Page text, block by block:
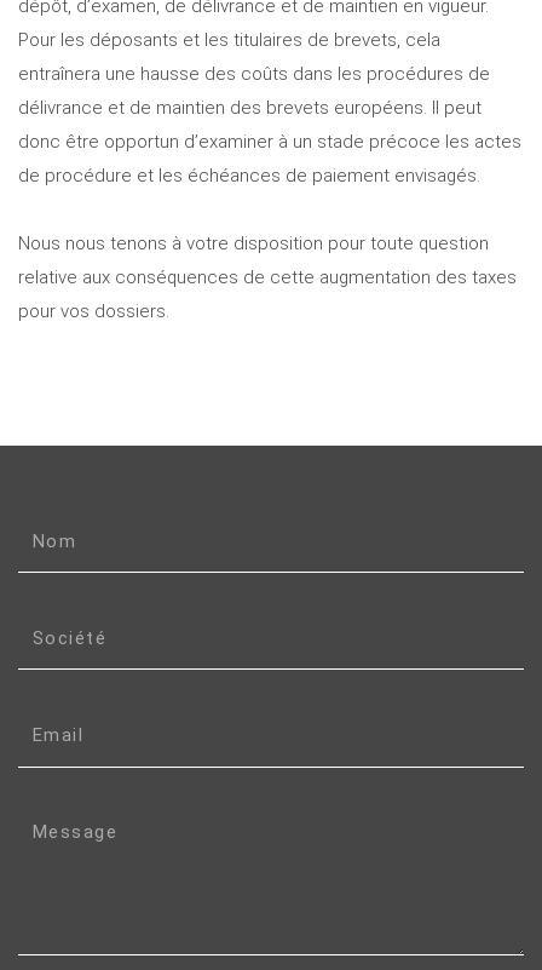
dépôt, d’examen, de délivrance et de maintien en vigueur.
Pour les déposants et les titulaires de brevets, cela
entraînera une hausse des coûts dans les procédures de
délivrance et de maintien des brevets européens. Il peut
donc être opportun d’examiner à un stade précoce les actes
de procédure et les échéances de paiement envisagés.
Nous nous tenons à votre disposition pour toute question
relative aux conséquences de cette augmentation des taxes
pour vos dossiers.